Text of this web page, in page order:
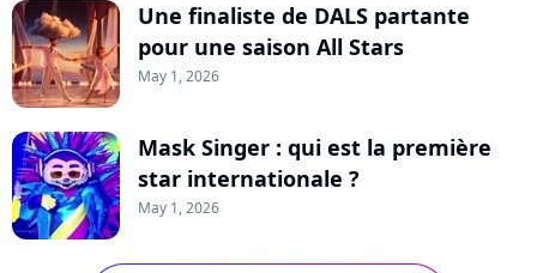
Une finaliste de DALS partante
pour une saison All Stars
May 1, 2026
Mask Singer : qui est la première
star internationale ?
May 1, 2026